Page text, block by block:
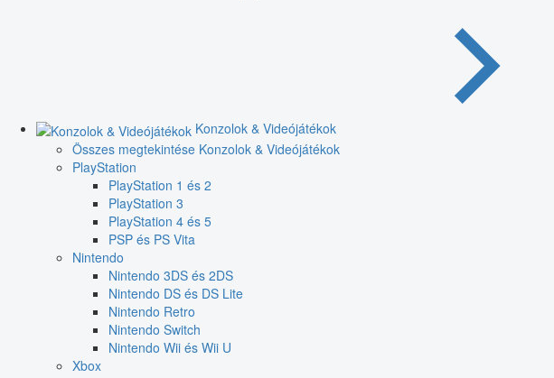
Konzolok & Videójátékok
Összes megtekintése Konzolok & Videójátékok
PlayStation
PlayStation 1 és 2
PlayStation 3
PlayStation 4 és 5
PSP és PS Vita
Nintendo
Nintendo 3DS és 2DS
Nintendo DS és DS Lite
Nintendo Retro
Nintendo Switch
Nintendo Wii és Wii U
Xbox